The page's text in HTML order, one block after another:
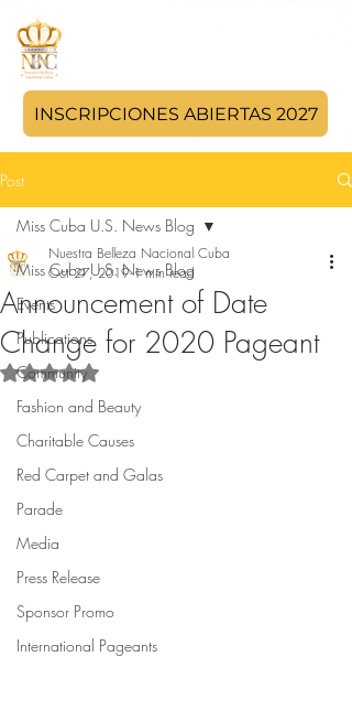
INSCRIPCIONES ABIERTAS 2027
Post
Miss Cuba U.S. News Blog
Events
Publications
Community
Fashion and Beauty
Charitable Causes
Red Carpet and Galas
Parade
Media
Press Release
Sponsor Promo
International Pageants
Miss Cuba U.S. News Blog
Announcement of Date
Change for 2020 Pageant
Nuestra Belleza Nacional Cuba
Oct 27, 2019 1 min read
Rated NaN out of 5 stars.